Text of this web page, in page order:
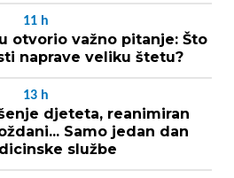
11 h
otvorio važno pitanje: Što
naprave veliku štetu?
13 h
djeteta, reanimiran
Samo jedan dan
službe